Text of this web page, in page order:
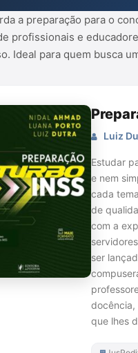
a preparação para o
profissionais e
Ideal para quem busca
Luiz
Estudar
e nem
cada
de
com a
ser
docência,
que lhes